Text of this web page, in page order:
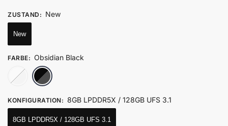
ZUSTAND : New
New
FARBE: Obsidian Black
KONFIGURATION: 8GB LPDDR5X / 128GB UFS 3.1
8GB LPDDR5X / 128GB UFS 3.1